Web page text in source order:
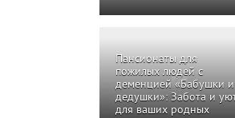
Пансионаты для
пожилых людей с
деменцией «Бабушки и
дедушки»: Забота и
для ваших родных